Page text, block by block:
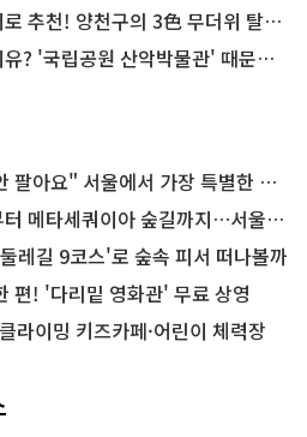
천! 양천구의 3色 무더위 탈출 명소
'국립공원 산악박물관' 때문이죠!
" 서울에서 가장 특별한 편의점의 정체
세쿼이아 숲길까지…서울둘레길 15코스
레길 9코스'로 숲속 피서 떠나볼까
편! '다리밑 영화관' 무료 상영
라이밍 키즈카페·어린이 체력장